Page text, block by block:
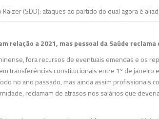
relação a 2021, mas pessoal da Saúde
fora recursos de eventuais emendas e os
transferências constitucionais entre 1º de janeiro
no ano passado, mas ainda assim profissionais
reclamam de atrasos nos salários que